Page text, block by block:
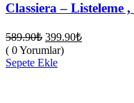
Classiera – Listeleme
589.90₺ Orijinal
fiyat:
589.90₺.
399.90₺Şu
( 0 Yorumlar)
Sepete Ekle